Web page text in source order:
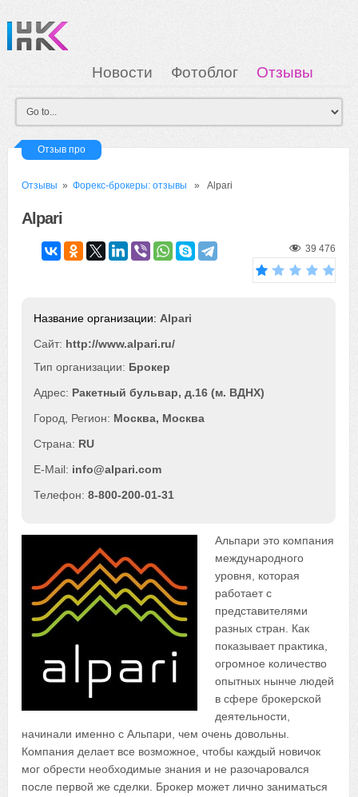
Новости Фотоблог
Отзывы
Загрузка
Мои Картинки Вход
Отзыв про
Отзывы »Форекс-брокеры: отзывы » Alpari
Alpari
39 476
Alpari
Сайт: http://www.alpari.ru/
Брокер
Ракетный бульвар, д.16 (м. ВДНХ)
Москва, Москва
RU
info@alpari.com
8-800-200-01-31
Альпари это компания
международного
уровня, которая
работает с
представителями
разных стран. Как
показывает практика,
огромное количество
опытных нынче людей
в сфере брокерской
деятельности,
начинали именно с Альпари, чем очень довольны.
Компания делает все возможное, чтобы каждый новичок
мог обрести необходимые знания и не разочаровался
после первой же сделки. Брокер может лично заниматься